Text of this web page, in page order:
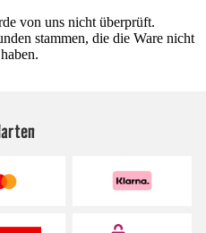
von uns nicht überprüft.
stammen, die die Ware nicht